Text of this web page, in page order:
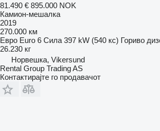
81.490 € 895.000 NOK
Камион-мешалка
2019
270.000 км
Евро Euro 6 Сила 397 kW (540 кс) Гориво
26.230 кг
Норвешка, Vikersund
Rental Group Trading AS
Контактирајте го продавачот